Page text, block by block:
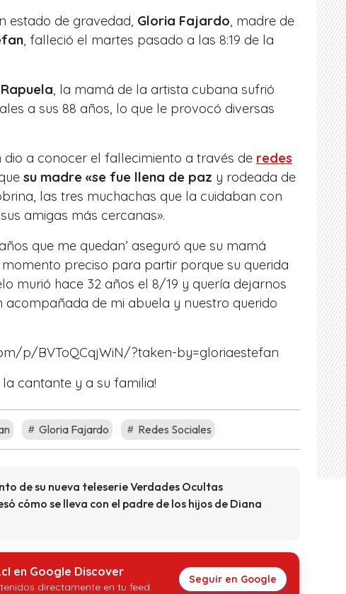
estado de gravedad, Gloria Fajardo , madre de
, falleció el martes pasado a las 8:19 de la
Rapuela , la mamá de la artista cubana sufrió
a sus 88 años, lo que le provocó diversas
dio a conocer el fallecimiento a través de redes
su madre «se fue llena de paz y rodeada de
las tres muchachas que la cuidaban con
amigas más cercanas».
que me quedan’ aseguró que su mamá
momento preciso para partir porque su querida
murió hace 32 años el 8/19 y quería dejarnos
acompañada de mi abuela y nuestro querido
p/BVToQCqjWiN/?taken-by=gloriaestefan
cantante y a su familia!
Gloria Fajardo Redes Sociales
de su nueva teleserie Verdades Ocultas
cómo se lleva con el padre de los hijos de Diana
en Google Discover
directamente en tu feed.
Seguir en Google